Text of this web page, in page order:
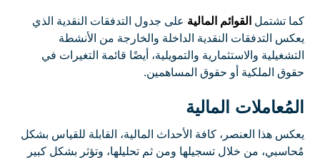
كما تشتمل القوائم المالية على جدول التدفقات النقدية الذي
يعكس التدفقات النقدية الداخلة والخارجة من الأنشطة
التشغيلية والاستثمارية والتمويلية، أيضًا قائمة التغيرات في
حقوق الملكية أو حقوق المساهمين.
المُعاملات المالية
يعكس هذا العنصر، كافة الأحداث المالية، القابلة للقياس بشكل
مُحاسبي، من خلال تسجيلها ومن ثم تحليلها، وتؤثر بشكل كبير